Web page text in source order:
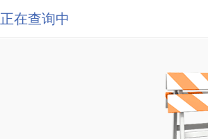
正在查询中